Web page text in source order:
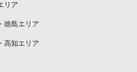
リア
徳島エリア
高知エリア